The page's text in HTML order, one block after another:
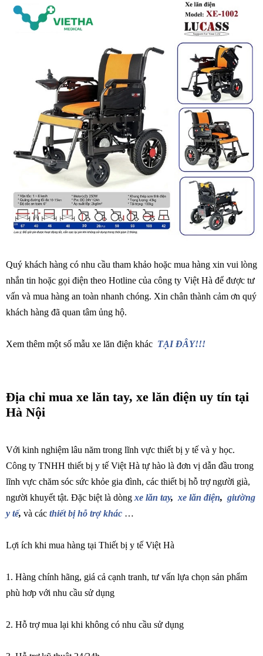
Quý khách hàng có nhu cầu tham khảo hoặc mua hàng xin vui lòng
nhắn tin hoặc gọi điện theo Hotline của công ty Việt Hà để được tư
vấn và mua hàng an toàn nhanh chóng. Xin chân thành cảm ơn quý
khách hàng đã quan tâm ủng hộ.
Xem thêm một số mẫu xe lăn điện khác TẠI ĐÂY!!!
Địa chỉ mua xe lăn tay, xe lăn điện uy tín tại
Hà Nội
Với kinh nghiệm lâu năm trong lĩnh vực thiết bị y tế và y học.
Công ty TNHH thiết bị y tế Việt Hà tự hào là đơn vị dẫn đầu trong
lĩnh vực chăm sóc sức khỏe gia đình, các thiết bị hỗ trợ người già,
người khuyết tật. Đặc biệt là dòng xe lăn tay, xe lăn điện, giường
y tế, và các thiết bị hỗ trợ khác …
Lợi ích khi mua hàng tại Thiết bị y tế Việt Hà
1. Hàng chính hãng, giá cả cạnh tranh, tư vấn lựa chọn sản phẩm
phù hơp với nhu cầu sử dụng
2. Hỗ trợ mua lại khi không có nhu cầu sử dụng